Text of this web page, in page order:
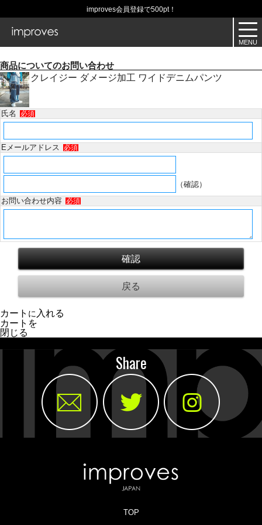
improves会員登録で500pt！
商品についてのお問い合わせ
クレイジー ダメージ加工 ワイドデニムパンツ
氏名 必須
Eメールアドレス 必須
（確認）
お問い合わせ内容
必須
カート に入れる
カートを
閉じる
Share
TOP